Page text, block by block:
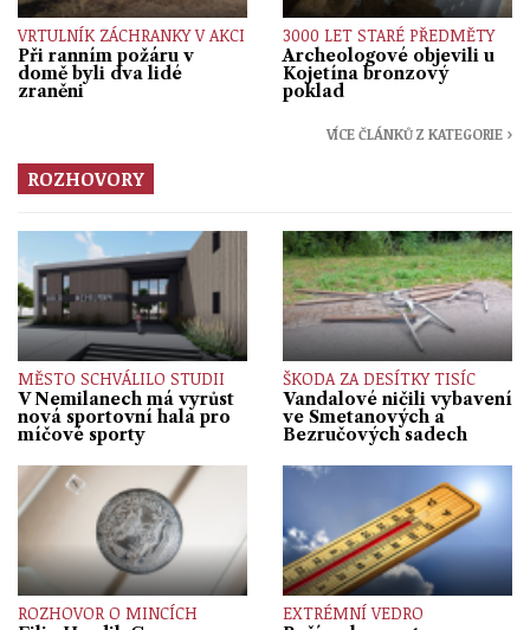
VRTULNÍK ZÁCHRANKY V AKCI
Při ranním požáru v
domě byli dva lidé
zraněni
3000 LET STARÉ PŘEDMĚTY
Archeologové objevili u
Kojetína bronzový
poklad
VÍCE ČLÁNKŮ Z KATEGORIE ›
ROZHOVORY
MĚSTO SCHVÁLILO STUDII
V Nemilanech má vyrůst
nová sportovní hala pro
míčové sporty
ŠKODA ZA DESÍTKY TISÍC
Vandalové ničili vybavení
ve Smetanových a
Bezručových sadech
ROZHOVOR O MINCÍCH EXTRÉMNÍ VEDRO